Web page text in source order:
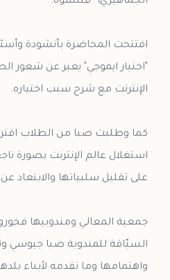
افتتحت المحاضرة بأنشودة
"اختيار ايموجي" يعبر عن شعور
كما وطلبت صبا من الطلاب
استغلال عالم الإنترنت بصورة
جمعية المعالي ومندوبيها
السبّاقة للمندوبة صبا جيوسي